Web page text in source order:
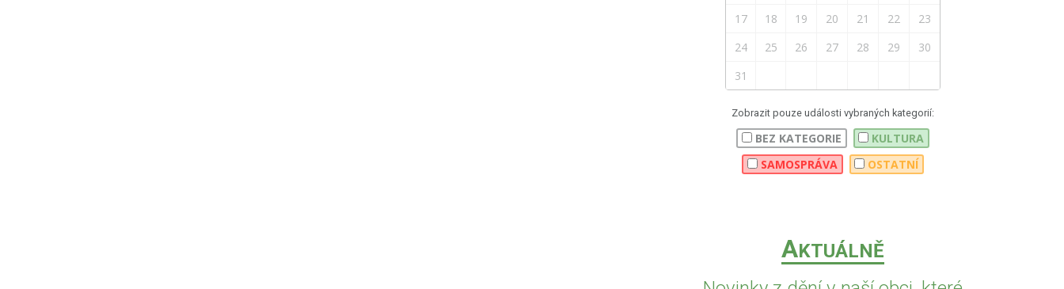
17
18 19 20 21 22
23
24
25 26 27 28 29
30
31
Zobrazit pouze události vybraných kategorií:
BEZ KATEGORIE
KULTURA
SAMOSPRÁVA
OSTATNÍ
AKTUÁLNĚ